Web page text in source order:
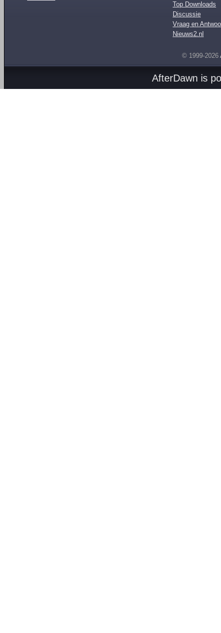
Top Downloads
Discussie
Vraag en
Nieuws2.nl
© 1999-2026
AfterDawn is